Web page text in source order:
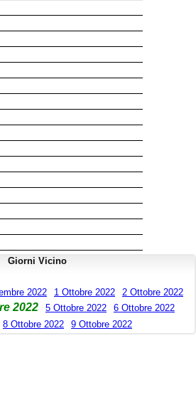
Giorni Vicino
2022 1 Ottobre 2022
2 Ottobre 2022
2022 5 Ottobre 2022
6 Ottobre 2022
8 Ottobre 2022 9 Ottobre 2022